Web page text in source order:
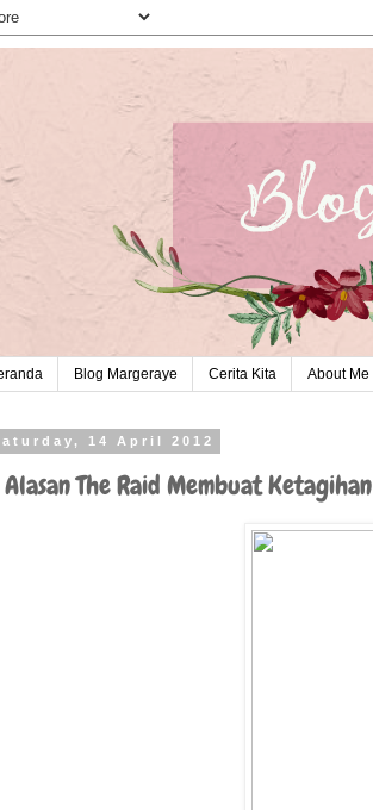
Blog Margeraye Cerita Kita About Me
14 April 2012
The Raid Membuat Ketagihan